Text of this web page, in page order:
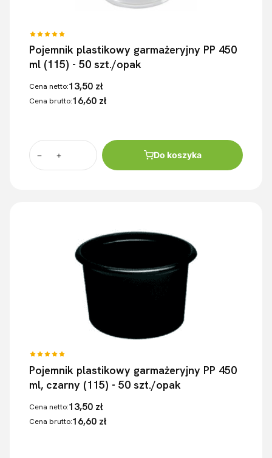
Pojemnik plastikowy garmażeryjny PP 450
ml (115) - 50 szt./opak
Cena netto:13,50 zł
Cena brutto:16,60 zł
Do koszyka
Pojemnik plastikowy garmażeryjny PP 450
ml, czarny (115) - 50 szt./opak
Cena netto:13,50 zł
Cena brutto:16,60 zł